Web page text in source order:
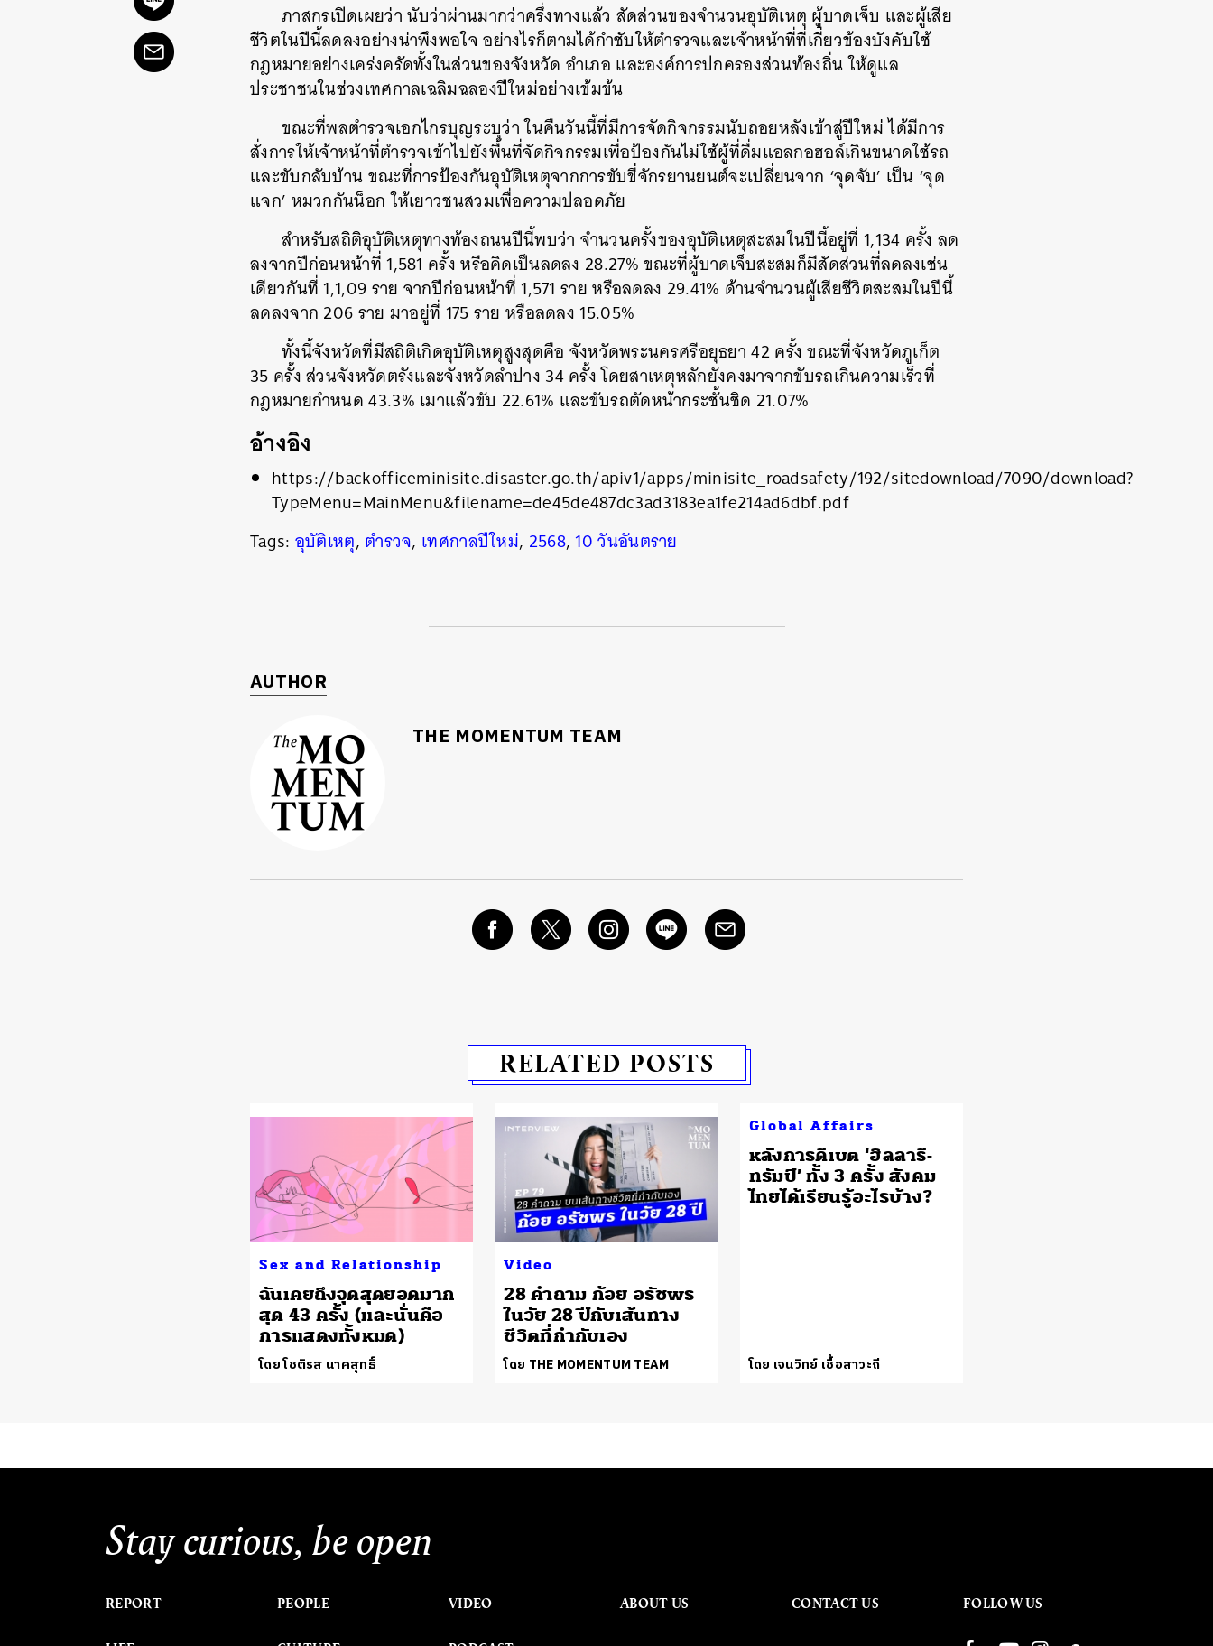
ภาสกรเปิดเผยว่า นับว่าผ่านมากว่าครึ่งทางแล้ว สัดส่วนของจำนวนอุบัติเหตุ ผู้บาดเจ็บ และผู้เสีย
ชีวิตในปีนี้ลดลงอย่างน่าพึงพอใจ อย่างไรก็ตามได้กำชับให้ตำรวจและเจ้าหน้าที่ที่เกี่ยวข้องบังคับใช้
กฎหมายอย่างเคร่งครัดทั้งในส่วนของจังหวัด อำเภอ และองค์การปกครองส่วนท้องถิ่น ให้ดูแล
ประชาชนในช่วงเทศกาลเฉลิมฉลองปีใหม่อย่างเข้มข้น
ขณะที่พลตำรวจเอกไกรบุญระบุว่า ในคืนวันนี้ที่มีการจัดกิจกรรมนับถอยหลังเข้าสู่ปีใหม่ ได้มีการ
สั่งการให้เจ้าหน้าที่ตำรวจเข้าไปยังพื้นที่จัดกิจกรรมเพื่อป้องกันไม่ใช้ผู้ที่ดื่มแอลกอฮอล์เกินขนาดใช้รถ
และขับกลับบ้าน ขณะที่การป้องกันอุบัติเหตุจากการขับขี่จักรยานยนต์จะเปลี่ยนจาก ‘จุดจับ’ เป็น ‘จุด
แจก’ หมวกกันน็อก ให้เยาวชนสวมเพื่อความปลอดภัย
สำหรับสถิติอุบัติเหตุทางท้องถนนปีนี้พบว่า จำนวนครั้งของอุบัติเหตุสะสมในปีนี้อยู่ที่ 1,134 ครั้ง ลด
ลงจากปีก่อนหน้าที่ 1,581 ครั้ง หรือคิดเป็นลดลง 28.27% ขณะที่ผู้บาดเจ็บสะสมก็มีสัดส่วนที่ลดลงเช่น
เดียวกันที่ 1,1,09 ราย จากปีก่อนหน้าที่ 1,571 ราย หรือลดลง 29.41% ด้านจำนวนผู้เสียชีวิตสะสมในปีนี้
ลดลงจาก 206 ราย มาอยู่ที่ 175 ราย หรือลดลง 15.05%
ทั้งนี้จังหวัดที่มีสถิติเกิดอุบัติเหตุสูงสุดคือ จังหวัดพระนครศรีอยุธยา 42 ครั้ง ขณะที่จังหวัดภูเก็ต
35 ครั้ง ส่วนจังหวัดตรังและจังหวัดลำปาง 34 ครั้ง โดยสาเหตุหลักยังคงมาจากขับรถเกินความเร็วที่
กฎหมายกำหนด 43.3% เมาแล้วขับ 22.61% และขับรถตัดหน้ากระชั้นชิด 21.07%
อ้างอิง
https://backofficeminisite.disaster.go.th/apiv1/apps/minisite_roadsafety/192/sitedownload/7090/download?
TypeMenu=MainMenu&filename=de45de487dc3ad3183ea1fe214ad6dbf.pdf
Tags: อุบัติเหตุ, ตำรวจ, เทศกาลปีใหม่, 2568,10 วันอันตราย
AUTHOR
THE MOMENTUM TEAM
RELATED POSTS
Sex and Relationship
ฉันเคยถึงจุดสุดยอดมาก
สุด 43 ครั้ง (และนั่นคือ
การแสดงทั้งหมด)
โดย โชติรส นาคสุทธิ์
Video
28 คำถาม ก้อย อรัชพร
ในวัย 28 ปีกับเส้นทาง
ชีวิตที่กำกับเอง
โดย THE MOMENTUM TEAM
Global Affairs
หลังการดีเบต ‘ฮิลลารี-
ทรัมป์’ ทั้ง 3 ครั้ง สังคม
ไทยได้เรียนรู้อะไรบ้าง?
โดย เจนวิทย์ เชื้อสาวะถี
Stay curious, be open
REPORT PEOPLE VIDEO ABOUT US CONTACT US FOLLOW US
ค้นหา
SHARE TWEET LINE EMAIL